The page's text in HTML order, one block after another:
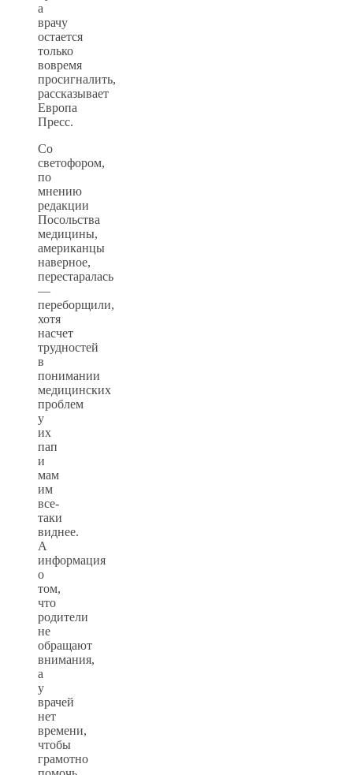
а
врачу
остается
только
вовремя
просигналить,
рассказывает
Европа
Пресс.
Со
светофором,
по
мнению
редакции
Посольства
медицины,
американцы
наверное,
перестаралась
—
переборщили,
хотя
насчет
трудностей
в
понимании
медицинских
проблем
у
их
пап
и
мам
им
все-
таки
виднее.
А
информация
о
том,
что
родители
не
обращают
внимания,
а
у
врачей
нет
времени,
чтобы
грамотно